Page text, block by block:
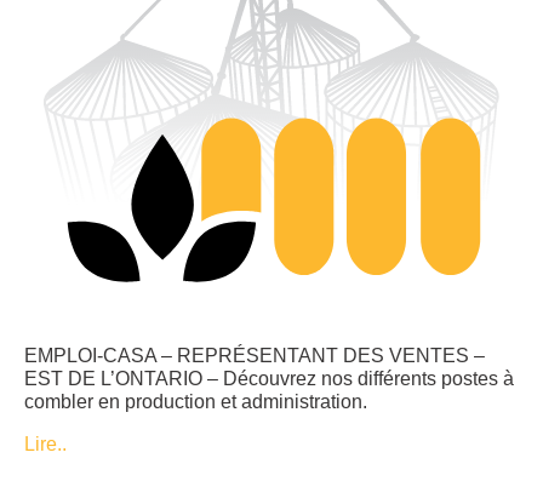
EMPLOI-CASA – REPRÉSENTANT DES VENTES –
EST DE L’ONTARIO – Découvrez nos différents postes à
combler en production et administration.
Lire..